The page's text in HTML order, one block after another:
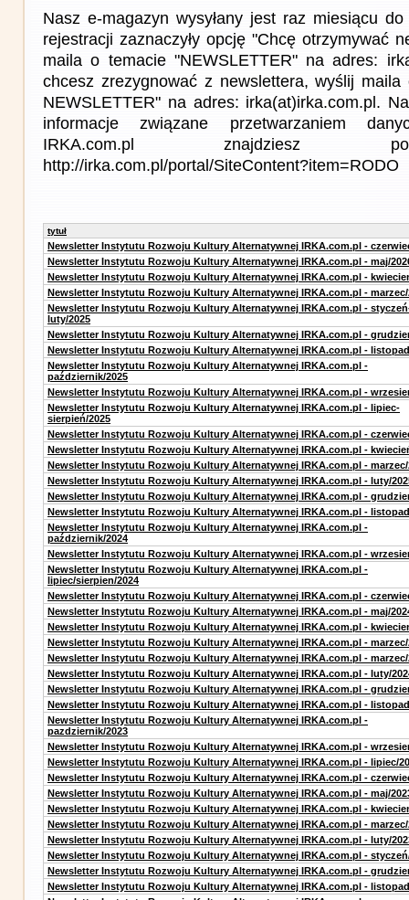
Nasz e-magazyn wysyłany jest raz miesiącu
rejestracji zaznaczyły opcję "Chcę otrzymywać
maila o temacie "NEWSLETTER" na adres:
chcesz zrezygnować z newslettera, wyślij
NEWSLETTER" na adres: irka(at)irka.com.pl.
informacje związane przetwarzaniem
IRKA.com.pl znajdziesz
http://irka.com.pl/portal/SiteContent?item=RODO
tytuł
Newsletter Instytutu Rozwoju Kultury Alternatywnej IRKA.com.pl -
Newsletter Instytutu Rozwoju Kultury Alternatywnej IRKA.com.pl - maj/
Newsletter Instytutu Rozwoju Kultury Alternatywnej IRKA.com.pl -
Newsletter Instytutu Rozwoju Kultury Alternatywnej IRKA.com.pl - marzec/
Newsletter Instytutu Rozwoju Kultury Alternatywnej IRKA.com.pl -
luty/2025
Newsletter Instytutu Rozwoju Kultury Alternatywnej IRKA.com.pl -
Newsletter Instytutu Rozwoju Kultury Alternatywnej IRKA.com.pl -
Newsletter Instytutu Rozwoju Kultury Alternatywnej IRKA.com.pl -
październik/2025
Newsletter Instytutu Rozwoju Kultury Alternatywnej IRKA.com.pl -
Newsletter Instytutu Rozwoju Kultury Alternatywnej IRKA.com.pl - lipiec-
sierpień/2025
Newsletter Instytutu Rozwoju Kultury Alternatywnej IRKA.com.pl -
Newsletter Instytutu Rozwoju Kultury Alternatywnej IRKA.com.pl -
Newsletter Instytutu Rozwoju Kultury Alternatywnej IRKA.com.pl - marzec/
Newsletter Instytutu Rozwoju Kultury Alternatywnej IRKA.com.pl - luty/
Newsletter Instytutu Rozwoju Kultury Alternatywnej IRKA.com.pl -
Newsletter Instytutu Rozwoju Kultury Alternatywnej IRKA.com.pl -
Newsletter Instytutu Rozwoju Kultury Alternatywnej IRKA.com.pl -
październik/2024
Newsletter Instytutu Rozwoju Kultury Alternatywnej IRKA.com.pl -
Newsletter Instytutu Rozwoju Kultury Alternatywnej IRKA.com.pl -
lipiec/sierpien/2024
Newsletter Instytutu Rozwoju Kultury Alternatywnej IRKA.com.pl -
Newsletter Instytutu Rozwoju Kultury Alternatywnej IRKA.com.pl - maj/
Newsletter Instytutu Rozwoju Kultury Alternatywnej IRKA.com.pl -
Newsletter Instytutu Rozwoju Kultury Alternatywnej IRKA.com.pl - marzec/
Newsletter Instytutu Rozwoju Kultury Alternatywnej IRKA.com.pl - marzec/
Newsletter Instytutu Rozwoju Kultury Alternatywnej IRKA.com.pl - luty/
Newsletter Instytutu Rozwoju Kultury Alternatywnej IRKA.com.pl -
Newsletter Instytutu Rozwoju Kultury Alternatywnej IRKA.com.pl -
Newsletter Instytutu Rozwoju Kultury Alternatywnej IRKA.com.pl -
pazdziernik/2023
Newsletter Instytutu Rozwoju Kultury Alternatywnej IRKA.com.pl -
Newsletter Instytutu Rozwoju Kultury Alternatywnej IRKA.com.pl - lipiec/
Newsletter Instytutu Rozwoju Kultury Alternatywnej IRKA.com.pl -
Newsletter Instytutu Rozwoju Kultury Alternatywnej IRKA.com.pl - maj/
Newsletter Instytutu Rozwoju Kultury Alternatywnej IRKA.com.pl -
Newsletter Instytutu Rozwoju Kultury Alternatywnej IRKA.com.pl - marzec/
Newsletter Instytutu Rozwoju Kultury Alternatywnej IRKA.com.pl - luty/
Newsletter Instytutu Rozwoju Kultury Alternatywnej IRKA.com.pl -
Newsletter Instytutu Rozwoju Kultury Alternatywnej IRKA.com.pl -
Newsletter Instytutu Rozwoju Kultury Alternatywnej IRKA.com.pl -